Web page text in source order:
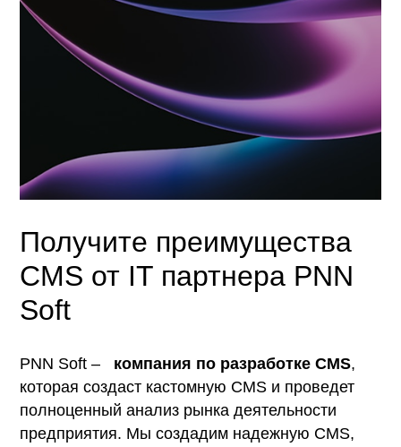
Получите преимущества
CMS от IT партнера PNN
Soft
PNN Soft – компания по разработке CMS,
которая создаст кастомную CMS и проведет
полноценный анализ рынка деятельности
предприятия. Мы создадим надежную CMS,